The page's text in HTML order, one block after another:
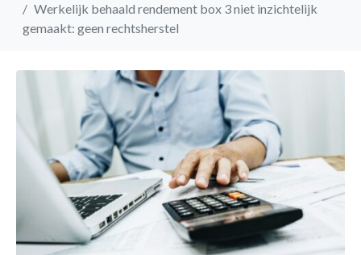
Werkelijk behaald rendement box 3 niet inzichtelijk
gemaakt: geen rechtsherstel